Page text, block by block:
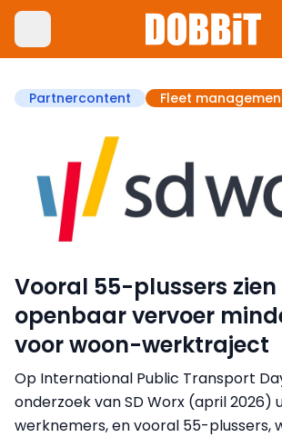
Partnercontent Fleet
Vooral 55-plussers zien
openbaar vervoer
voor woon-werktraject
Op International Public Transport
onderzoek van SD Worx (april 2026)
werknemers, en vooral 55-plussers,